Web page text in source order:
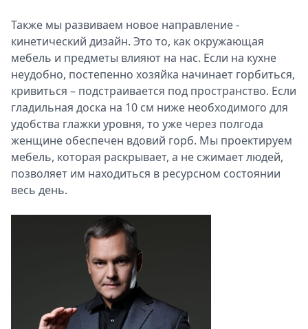
Также мы развиваем новое направление -
кинетический дизайн. Это то, как окружающая
мебель и предметы влияют на нас. Если на кухне
неудобно, постепенно хозяйка начинает горбиться,
кривиться – подстраивается под пространство. Если
гладильная доска на 10 см ниже необходимого для
удобства глажки уровня, то уже через полгода
женщине обеспечен вдовий горб. Мы проектируем
мебель, которая раскрывает, а не сжимает людей,
позволяет им находиться в ресурсном состоянии
весь день.